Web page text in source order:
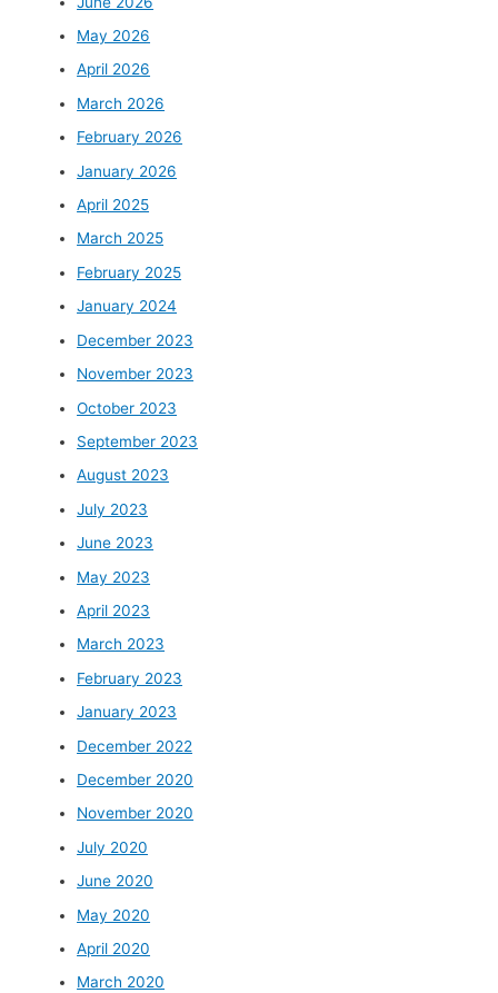
May 2026
April 2026
March 2026
February 2026
January 2026
April 2025
March 2025
February 2025
January 2024
December 2023
November 2023
October 2023
September 2023
August 2023
July 2023
June 2023
May 2023
April 2023
March 2023
February 2023
January 2023
December 2022
December 2020
November 2020
July 2020
June 2020
May 2020
April 2020
March 2020